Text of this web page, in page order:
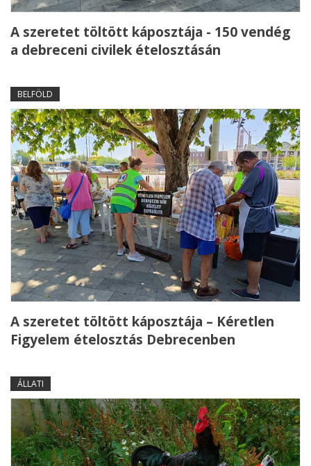
A szeretet töltött káposztája - 150 vendég
a debreceni civilek ételosztásán
BELFÖLD
A szeretet töltött káposztája – Kéretlen
Figyelem ételosztás Debrecenben
ÁLLATI